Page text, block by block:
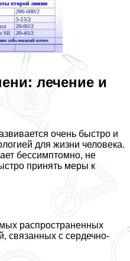
лечение и
очень быстро и
для жизни человека.
бессимптомно, не
принять меры к
распространенных
связанных с сердечно-